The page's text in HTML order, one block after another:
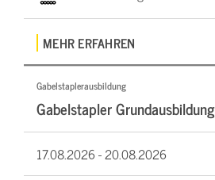
MEHR ERFAHREN
Gabelstaplerausbildung
Gabelstapler Grundausbildung
17.08.2026 -20.08.2026